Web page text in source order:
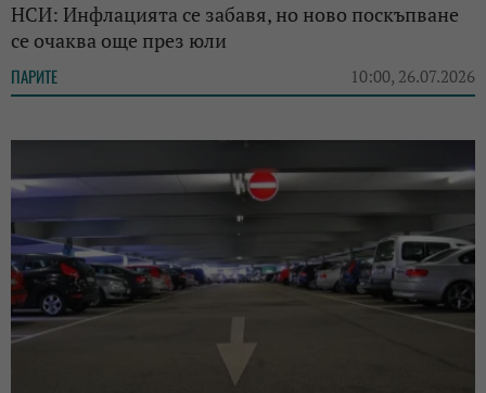
НСИ: Инфлацията се забавя, но ново поскъпване
се очаква още през юли
ПАРИТЕ 10:00, 26.07.2026